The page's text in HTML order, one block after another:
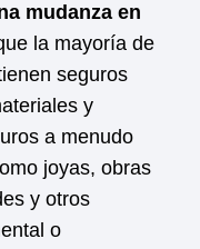
mudanza en
la mayoría de
seguros
y
a menudo
joyas, obras
y otros
o